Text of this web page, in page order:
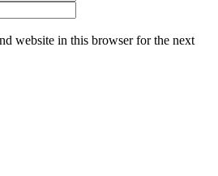
website in this browser for the next